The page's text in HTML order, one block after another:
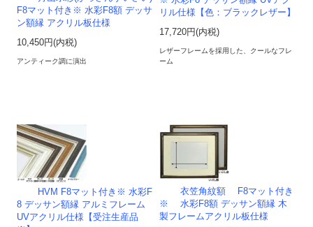
F8マット付き※ 水彩F8額 デッサ
ン額縁 アクリル板仕様
10,450円(内税)
アンティーク調に演出
リル仕様【色：ブラックレザー】
17,720円(内税)
レザーフレームを採用した、クールなフレ
ーム
HVM F8マット付き※ 水彩F
8 デッサン額縁 アルミフレーム
UVアクリル仕様【受注生産品
衣笠角紋額 F8マット付き
※ 水彩F8額 デッサン額縁 木
製フレームアクリル板仕様